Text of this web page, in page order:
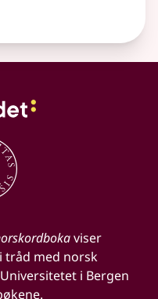
viser
tråd med norsk
i Bergen